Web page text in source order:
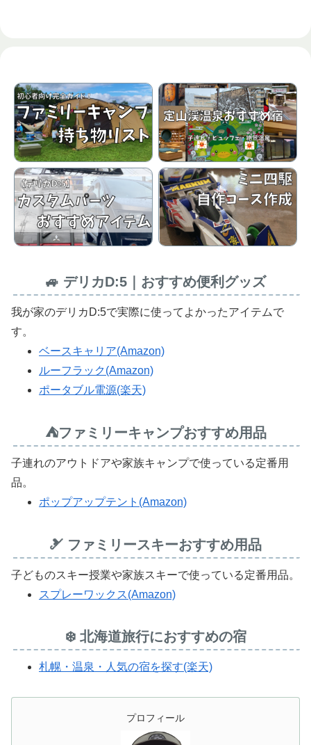
🚙 デリカD:5｜おすすめ便利グッズ
我が家のデリカD:5で実際に使ってよかったアイテムで
す。
ベースキャリア(Amazon)
ルーフラック(Amazon)
ポータブル電源(楽天)
⛺ファミリーキャンプおすすめ用品
子連れのアウトドアや家族キャンプで使っている定番用
品。
ポップアップテント(Amazon)
🎿 ファミリースキーおすすめ用品
子どものスキー授業や家族スキーで使っている定番用品。
スプレーワックス(Amazon)
❄️ 北海道旅行におすすめの宿
札幌・温泉・人気の宿を探す(楽天)
プロフィール